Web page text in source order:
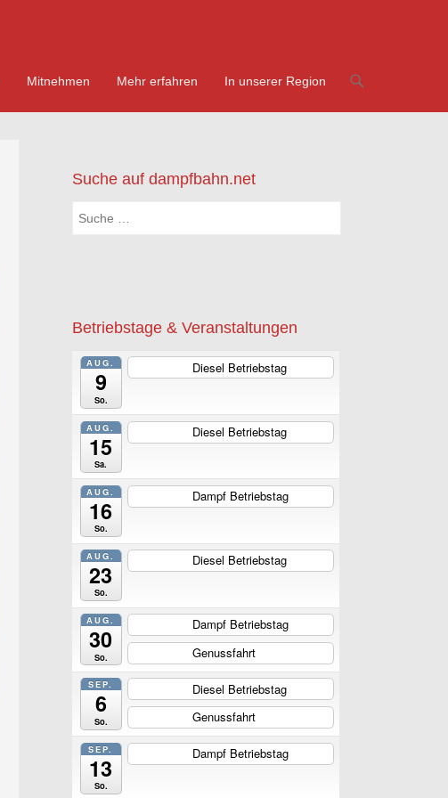
Mitnehmen Mehr erfahren In unserer Region
Suche auf dampfbahn.net
Suchen
Betriebstage & Veranstaltungen
AUG.
9
So.
Diesel Betriebstag
AUG.
15
Sa.
Diesel Betriebstag
AUG.
16
So.
Dampf Betriebstag
AUG.
23
So.
Diesel Betriebstag
AUG.
30
So.
Dampf Betriebstag
Genussfahrt
SEP.
6
So.
Diesel Betriebstag
Genussfahrt
SEP.
13
So.
Dampf Betriebstag